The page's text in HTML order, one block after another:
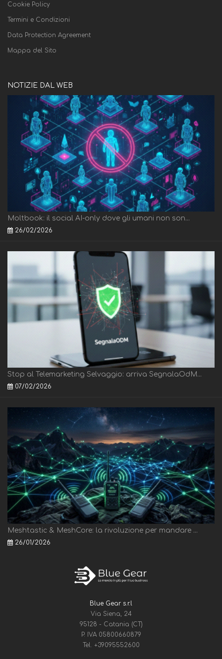
Cookie Policy
Termini e Condizioni
Data Protection Agreement
Mappa del Sito
NOTIZIE DAL WEB
Moltbook: il social AI-only dove gli umani non son...
26/02/2026
Stop al Telemarketing Selvaggio: arriva SegnalaOdM...
07/02/2026
Meshtastic & MeshCore: la rivoluzione per mandare ...
26/01/2026
Blue Gear s.r.l
Via Siena, 24
95128 - Catania (CT)
P. IVA 05800660879
Tel. +39095552600